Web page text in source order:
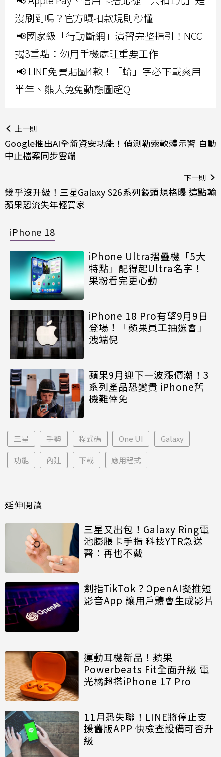
沒刷到嗎？官方曝扣款規則秒懂
📢國家級「行動斷網」演習完整指引！NCC
揭3重點：勿用手機處理重要工作
📢 LINE免費貼圖4款！「蛤」字必下載爽用
半年、熊大兔兔動態圖超Q
上一則
Google推出AI全新資安功能！偵測勒索軟體示警 自動
中止檔案同步雲端
下一則
幾乎沒升級！三星Galaxy S26系列鏡頭規格曝 這點輸
蘋果恐流失年輕買家
iPhone 18
iPhone Ultra摺疊機「5大
特點」配得起Ultra名字！
果粉看完更心動
iPhone 18 Pro有望9月9日
登場！「蘋果員工抽選會」
洩端倪
蘋果9月迎下一波漲價潮！3
系列產品恐變貴 iPhone舊
機難倖免
三星 手勢 程式碼 One UI Galaxy
功能 內建 下載 應用程式
延伸閱讀
三星又出包！Galaxy Ring電
池膨脹卡手指 科技YTR急送
醫：再也不戴
劍指TikTok？OpenAI擬推短
影音App 讓用戶體會生成影片
運動耳機新品！蘋果
Powerbeats Fit全面升級 電
光橘超搭iPhone 17 Pro
11月恐失聯！LINE將停止支
援舊版APP 快檢查設備可否升
級